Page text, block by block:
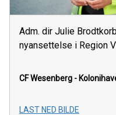
Adm. dir Julie
nyansettelse i Region
CF Wesenberg -
LAST NED BILDE